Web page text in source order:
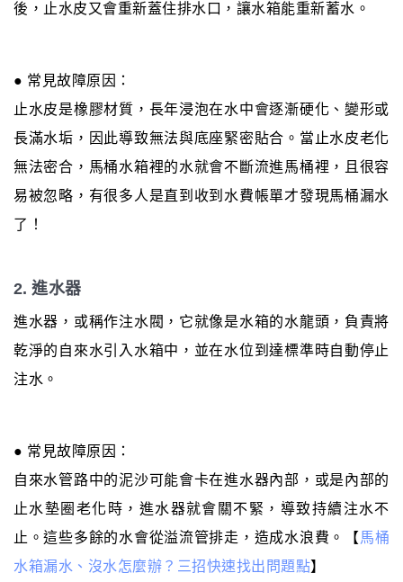
後，止水皮又會重新蓋住排水口，讓水箱能重新蓄水。
● 常見故障原因：
止水皮是橡膠材質，長年浸泡在水中會逐漸硬化、變形或
長滿水垢，因此導致無法與底座緊密貼合。當止水皮老化
無法密合，馬桶水箱裡的水就會不斷流進馬桶裡，且很容
易被忽略，有很多人是直到收到水費帳單才發現馬桶漏水
了！
2. 進水器
進水器，或稱作注水閥，它就像是水箱的水龍頭，負責將
乾淨的自來水引入水箱中，並在水位到達標準時自動停止
注水。
● 常見故障原因：
自來水管路中的泥沙可能會卡在進水器內部，或是內部的
止水墊圈老化時，進水器就會關不緊，導致持續注水不
止。這些多餘的水會從溢流管排走，造成水浪費。【 馬桶
水箱漏水、沒水怎麼辦？三招快速找出問題點】